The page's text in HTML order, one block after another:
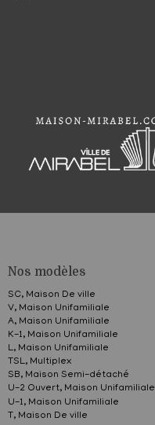
Nos modèles
SC, Maison De ville
V, Maison Unifamiliale
A, Maison Unifamiliale
K-1, Maison Unifamiliale
L, Maison Unifamiliale
TSL, Multiplex
SB, Maison Semi-détaché
U-2 Ouvert, Maison Unifamiliale
U-1, Maison Unifamiliale
T, Maison De ville